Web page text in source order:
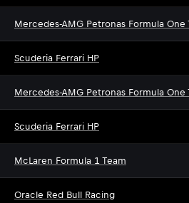
Mercedes-AMG Petronas Formula One
Scuderia Ferrari HP
Mercedes-AMG Petronas Formula One
Scuderia Ferrari HP
McLaren Formula 1 Team
Oracle Red Bull Racing